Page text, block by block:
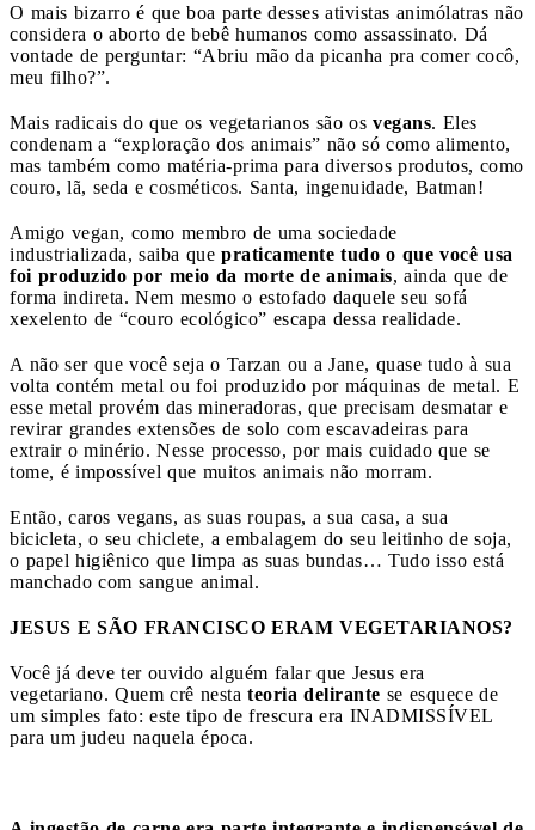
O mais bizarro é que boa parte desses ativistas animólatras não
considera o aborto de bebê humanos como assassinato. Dá
vontade de perguntar: “Abriu mão da picanha pra comer cocô,
meu filho?”.
Mais radicais do que os vegetarianos são os vegans. Eles
condenam a “exploração dos animais” não só como alimento,
mas também como matéria-prima para diversos produtos, como
couro, lã, seda e cosméticos. Santa, ingenuidade, Batman!
Amigo vegan, como membro de uma sociedade
industrializada, saiba que praticamente tudo o que você usa
foi produzido por meio da morte de animais, ainda que de
forma indireta. Nem mesmo o estofado daquele seu sofá
xexelento de “couro ecológico” escapa dessa realidade.
A não ser que você seja o Tarzan ou a Jane, quase tudo à sua
volta contém metal ou foi produzido por máquinas de metal. E
esse metal provém das mineradoras, que precisam desmatar e
revirar grandes extensões de solo com escavadeiras para
extrair o minério. Nesse processo, por mais cuidado que se
tome, é impossível que muitos animais não morram.
Então, caros vegans, as suas roupas, a sua casa, a sua
bicicleta, o seu chiclete, a embalagem do seu leitinho de soja,
o papel higiênico que limpa as suas bundas… Tudo isso está
manchado com sangue animal.
JESUS E SÃO FRANCISCO ERAM VEGETARIANOS?
Você já deve ter ouvido alguém falar que Jesus era
vegetariano. Quem crê nesta teoria delirante se esquece de
um simples fato: este tipo de frescura era INADMISSÍVEL
para um judeu naquela época.